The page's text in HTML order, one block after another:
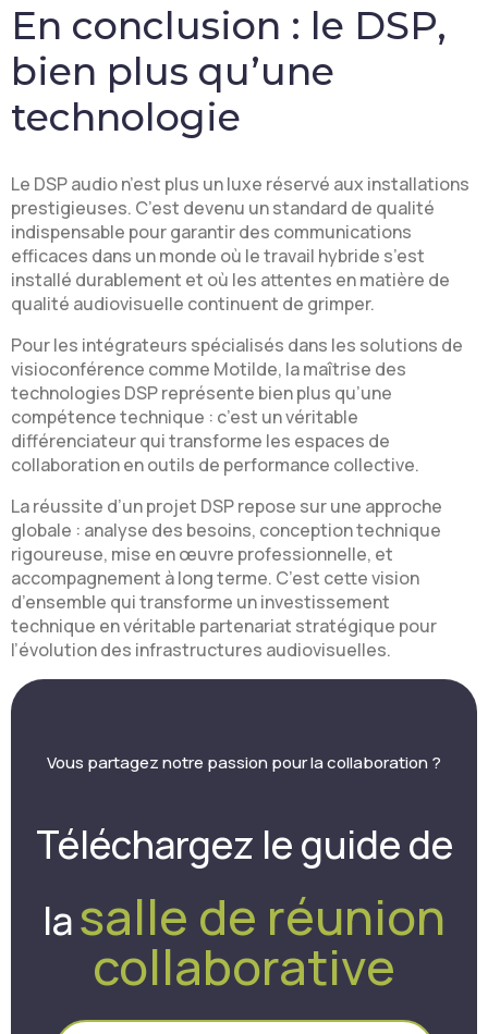
En conclusion : le DSP,
bien plus qu’une
technologie
Le DSP audio n’est plus un luxe réservé aux installations
prestigieuses. C’est devenu un standard de qualité
indispensable pour garantir des communications
efficaces dans un monde où le travail hybride s’est
installé durablement et où les attentes en matière de
qualité audiovisuelle continuent de grimper.
Pour les intégrateurs spécialisés dans les solutions de
visioconférence comme Motilde, la maîtrise des
technologies DSP représente bien plus qu’une
compétence technique : c’est un véritable
différenciateur qui transforme les espaces de
collaboration en outils de performance collective.
La réussite d’un projet DSP repose sur une approche
globale : analyse des besoins, conception technique
rigoureuse, mise en œuvre professionnelle, et
accompagnement à long terme. C’est cette vision
d’ensemble qui transforme un investissement
technique en véritable partenariat stratégique pour
l’évolution des infrastructures audiovisuelles.
Vous partagez notre passion pour la collaboration ?
Téléchargez le guide de
lasalle de réunion
collaborative